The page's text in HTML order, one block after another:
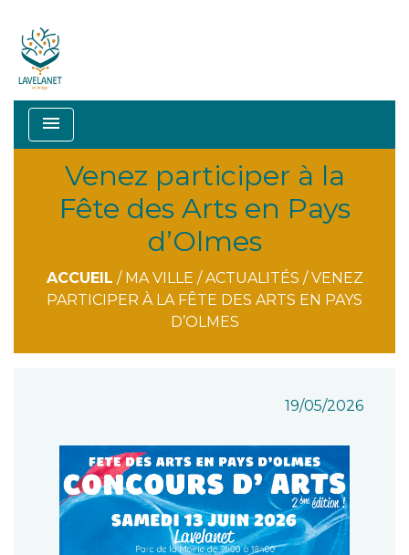
menu
Venez participer à la
Fête des Arts en Pays
d’Olmes
ACCUEIL / MA VILLE /ACTUALITÉS /VENEZ
PARTICIPER À LA FÊTE DES ARTS EN PAYS
D’OLMES
19/05/2026